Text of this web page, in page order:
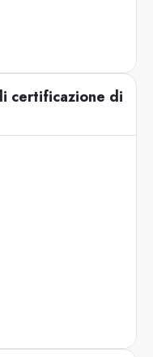
certificazione di